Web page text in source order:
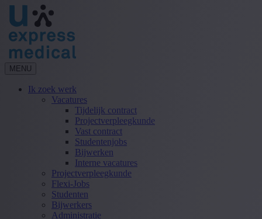
MENU
Ik zoek werk
Vacatures
Tijdelijk contract
Projectverpleegkunde
Vast contract
Studentenjobs
Bijwerken
Interne vacatures
Projectverpleegkunde
Flexi-Jobs
Studenten
Bijwerkers
Administratie